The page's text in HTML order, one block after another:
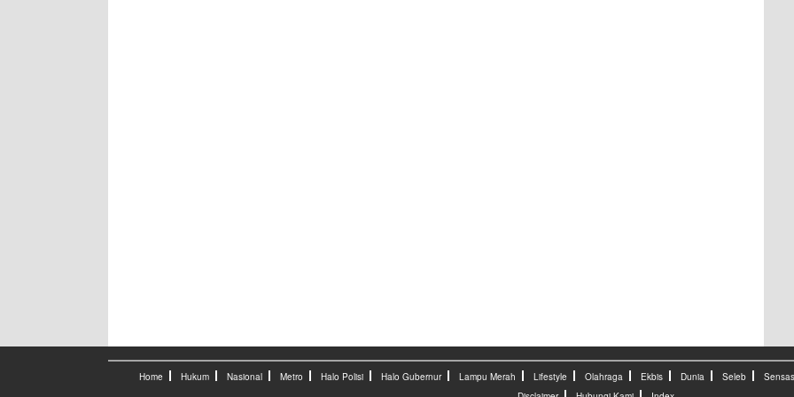
Home Hukum Nasional Metro Halo Polisi Halo Gubernur Lampu Merah Lifestyle Olahraga Ekbis Dunia Seleb